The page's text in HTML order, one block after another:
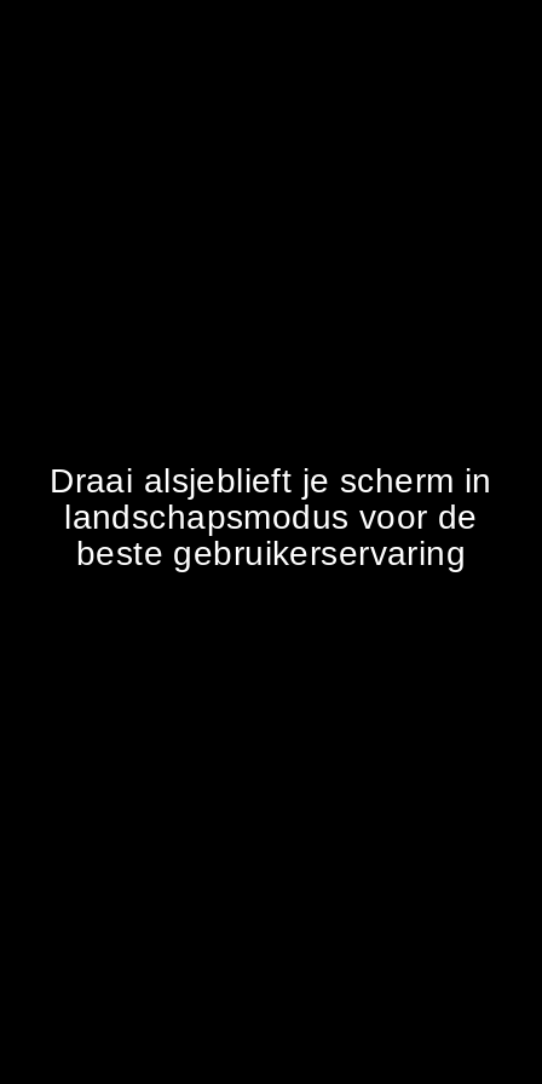
Draai alsjeblieft je scherm in
landschapsmodus voor de
beste gebruikerservaring